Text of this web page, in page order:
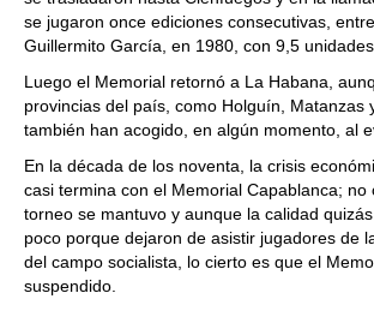
se jugaron once ediciones consecutivas,
Guillermito García, en 1980, con 9,5
Luego el Memorial retornó a La Habana,
provincias del país, como Holguín, Matanzas
también han acogido, en algún momento, al
En la década de los noventa, la crisis
casi termina con el Memorial Capablanca; no
torneo se mantuvo y aunque la calidad
poco porque dejaron de asistir jugadores de
del campo socialista, lo cierto es que el
suspendido.